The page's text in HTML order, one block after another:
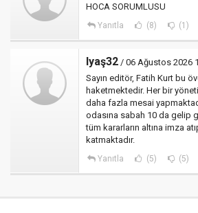
HOCA SORUMLUSU
Yanıtla (8) (1)
Iyaş32 / 06 Ağustos 2026
Sayın editör, Fatih Kurt bu
haketmektedir. Her bir
daha fazla mesai
odasına sabah 10 da gelip
tüm kararların altına imza
katmaktadır.
Yanıtla (5) (5)